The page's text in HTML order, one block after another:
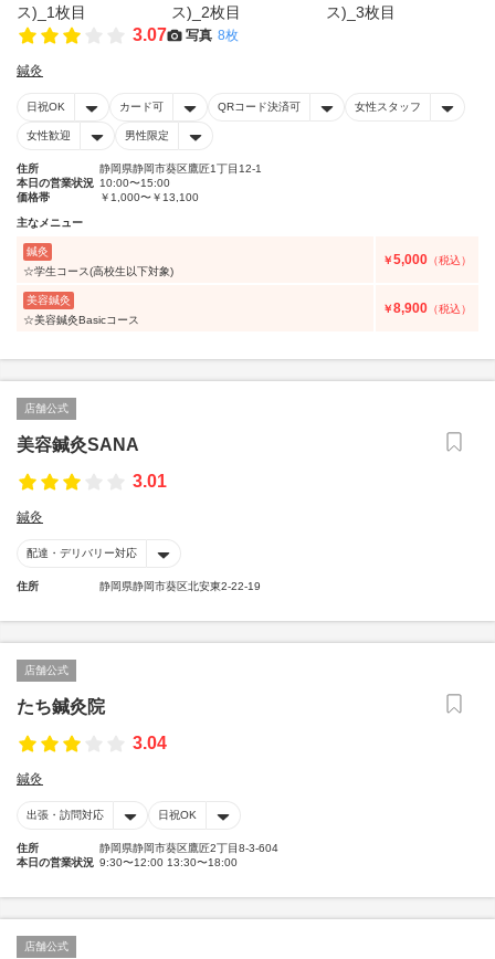
3.07 写真 8枚
鍼灸
日祝OK カード可 QRコード決済可 女性スタッフ
女性歓迎 男性限定
住所
静岡県静岡市葵区鷹匠1丁目12-1
本日の営業状況 10:00〜15:00
価格帯
￥1,000〜￥13,100
主なメニュー
鍼灸
☆学生コース(高校生以下対象)
￥5,000 （税込）
美容鍼灸
☆美容鍼灸Basicコース
￥8,900 （税込）
店舗公式
美容鍼灸SANA
3.01
鍼灸
配達・デリバリー対応
住所 静岡県静岡市葵区北安東2-22-19
店舗公式
たち鍼灸院
3.04
鍼灸
出張・訪問対応 日祝OK
住所
静岡県静岡市葵区鷹匠2丁目8-3-604
本日の営業状況 9:30〜12:00 13:30〜18:00
店舗公式